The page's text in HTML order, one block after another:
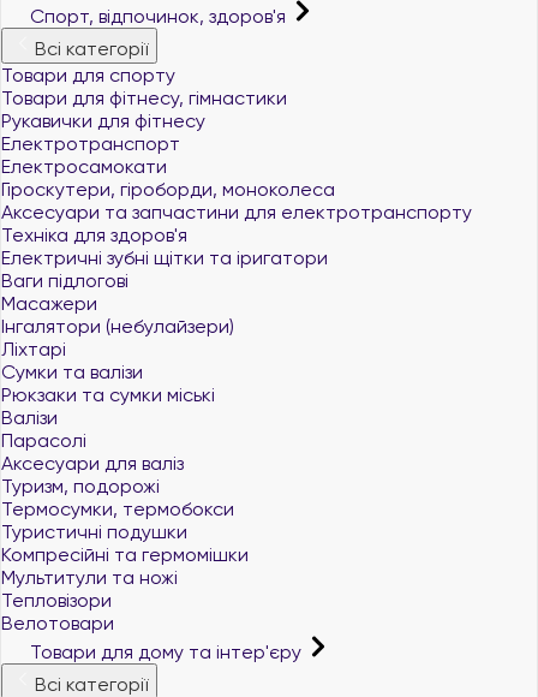
Спорт, відпочинок, здоров'я
Всі категорії
Товари для спорту
Товари для фітнесу, гімнастики
Рукавички для фітнесу
Електротранспорт
Електросамокати
Гіроскутери, гіроборди, моноколеса
Аксесуари та запчастини для електротранспорту
Техніка для здоров'я
Електричні зубні щітки та іригатори
Ваги підлогові
Масажери
Інгалятори (небулайзери)
Ліхтарі
Сумки та валізи
Рюкзаки та сумки міські
Валізи
Парасолі
Аксесуари для валіз
Туризм, подорожі
Термосумки, термобокси
Туристичні подушки
Компресійні та гермомішки
Мультитули та ножі
Тепловізори
Велотовари
Товари для дому та інтер'єру
Всі категорії